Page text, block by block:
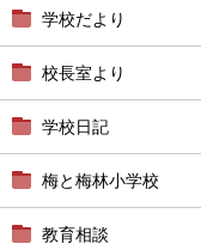
学校だより
校長室より
学校日記
梅と梅林小学校
教育相談